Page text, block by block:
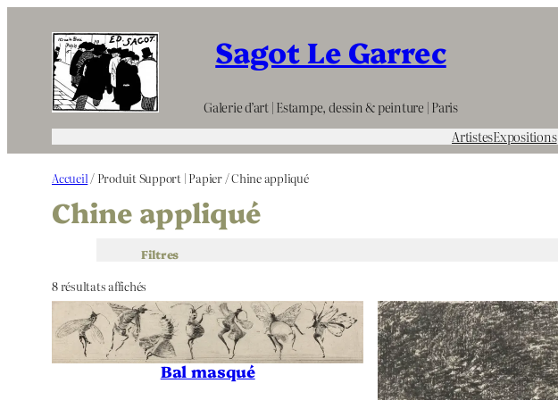
contenu
Sagot Le Garrec
Galerie d’art | Estampe, dessin & peinture | Paris
ArtistesExpositions
Accueil / Produit Support | Papier / Chine appliqué
Chine appliqué
Filtres
8 résultats affichés
Bal masqué